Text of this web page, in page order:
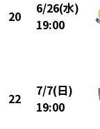
20
6/26(水)
19:00
22
7/7(日)
19:00